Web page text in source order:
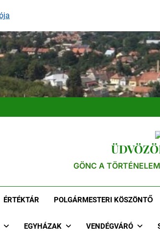
GÖNC A
ÉRTÉKTÁR POLGÁRMESTERI KÖSZÖNTŐ
EGYHÁZAK VENDÉGVÁRÓ